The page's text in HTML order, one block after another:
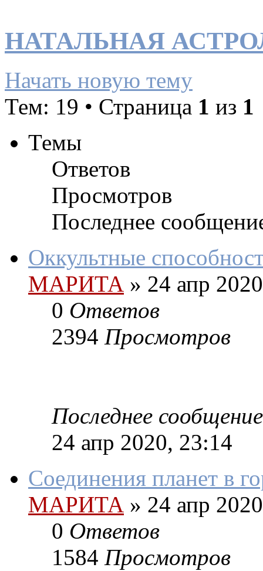
НАТАЛЬНАЯ
Начать новую тему
Тем: 19 • Страница 1 из 1
Темы
Ответов
Просмотров
Последнее
Оккультные
МАРИТА » 24 апр
0 Ответов
2394 Просмотров
Последнее сообщение
24 апр 2020, 23:14
Соединения планет в
МАРИТА » 24 апр
0 Ответов
1584 Просмотров